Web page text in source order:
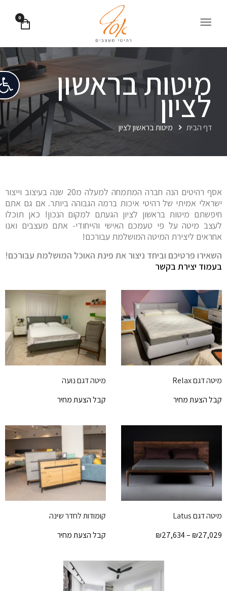
0
מיטות בראשון
לציון
דף הבית מיטות בראשון לציון
אסף רהיטים הנה חברה המתמחה למעלה מ20 שנה בעיצוב וייצור
ישראלי אמיתי של רהיטי איכות ברמה הגבוהה ביותר. אם גם אתם
חיפשתם מיטות בראשון לציון הגעתם למקום הנכון! כאן תוכלו
לעצב מיטה על פי טעמכם האישי והייחודי- אתם מעצבים ואנו
אחראים ליצירת המיטה המושלמת עבורכם!
השאירו פרטיכם וביחד ניצור את פינת האוכל המושלמת עבורכם!
בעמוד יצירת בקשר
מיטה דגם Relax
קבל הצעת מחיר
מיטה דגם נועה
קבל הצעת מחיר
מיטה דגם Latus
₪27,029
–
₪27,634
קומודות לחדר שינה
קבל הצעת מחיר